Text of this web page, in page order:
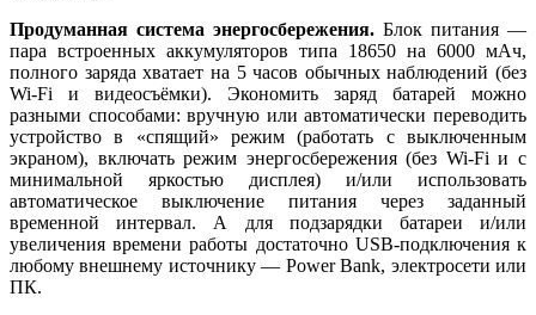
Продуманная система энергосбережения. Блок питания —
пара встроенных аккумуляторов типа 18650 на 6000 мАч,
полного заряда хватает на 5 часов обычных наблюдений (без
Wi-Fi и видеосъёмки). Экономить заряд батарей можно
разными способами: вручную или автоматически переводить
устройство в «спящий» режим (работать с выключенным
экраном), включать режим энергосбережения (без Wi-Fi и с
минимальной яркостью дисплея) и/или использовать
автоматическое выключение питания через заданный
временной интервал. А для подзарядки батареи и/или
увеличения времени работы достаточно USB-подключения к
любому внешнему источнику — Power Bank, электросети или
ПК.